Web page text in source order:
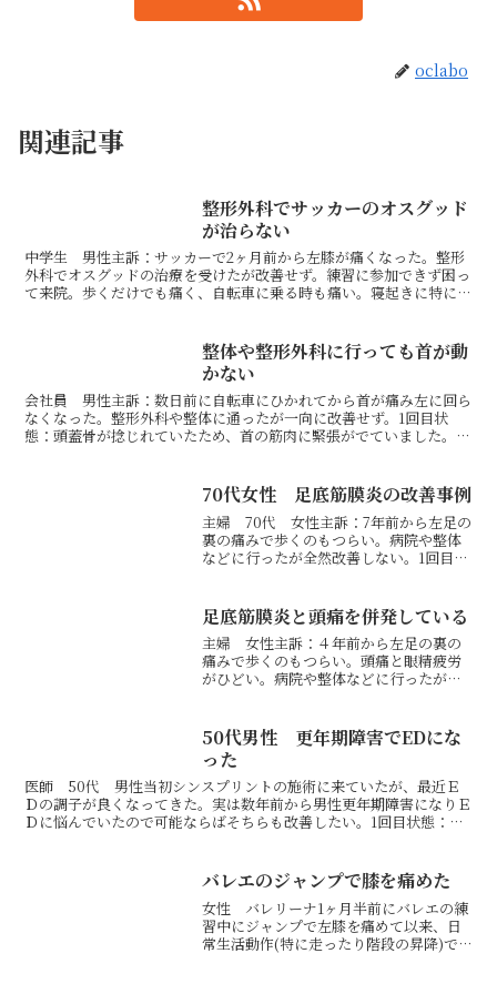
oclabo
関連記事
整形外科でサッカーのオスグッド
が治らない
中学生 男性主訴：サッカーで2ヶ月前から左膝が痛くなった。整形
外科でオスグッドの治療を受けたが改善せず。練習に参加できず困っ
て来院。歩くだけでも痛く、自転車に乗る時も痛い。寝起きに特に痛
整体や整形外科に行っても首が動
かない
会社員 男性主訴：数日前に自転車にひかれてから首が痛み左に回ら
なくなった。整形外科や整体に通ったが一向に改善せず。1回目状
態：頭蓋骨が捻じれていたため、首の筋肉に緊張がでていました。ま
70代女性 足底筋膜炎の改善事例
主婦 70代 女性主訴：7年前から左足の
裏の痛みで歩くのもつらい。病院や整体
などに行ったが全然改善しない。1回目状
た。処置：頭蓋骨を整えて立ってもらう
と、頭だけで足裏の...
足底筋膜炎と頭痛を併発している
主婦 女性主訴：４年前から左足の裏の
痛みで歩くのもつらい。頭痛と眼精疲労
がひどい。病院や整体などに行ったが全
筋膜炎になっていました。長年の頭痛や
足底筋膜炎の痛みから肩...
50代男性 更年期障害でEDにな
った
医師 50代 男性当初シンスプリントの施術に来ていたが、最近Ｅ
Ｄの調子が良くなってきた。実は数年前から男性更年期障害になりＥ
Ｄに悩んでいたので可能ならばそちらも改善したい。1回目状態：
バレエのジャンプで膝を痛めた
女性 バレリーナ1ヶ月半前にバレエの練
習中にジャンプで左膝を痛めて以来、日
常生活動作(特に走ったり階段の昇降)で